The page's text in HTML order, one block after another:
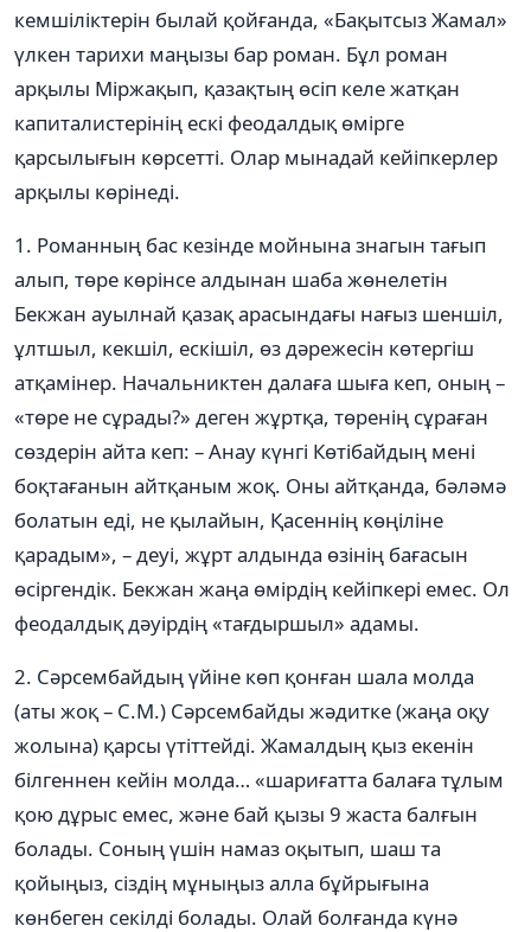
кемшіліктерін былай қойғанда, «Бақытсыз Жамал»
үлкен тарихи маңызы бар роман. Бұл роман
арқылы Міржақып, қазақтың өсіп келе жатқан
капиталистерінің ескі феодалдық өмірге
қарсылығын көрсетті. Олар мынадай кейіпкерлер
арқылы көрінеді.
1. Романның бас кезінде мойнына знагын тағып
алып, төре көрінсе алдынан шаба жөнелетін
Бекжан ауылнай қазақ арасындағы нағыз шеншіл,
ұлтшыл, кекшіл, ескішіл, өз дəрежесін көтергіш
атқамінер. Начальниктен далаға шыға кеп, оның –
«төре не сұрады?» деген жұртқа, төренің сұраған
сөздерін айта кеп: – Анау күнгі Көтібайдың мені
боқтағанын айтқаным жоқ. Оны айтқанда, бəлəмə
болатын еді, не қылайын, Қасеннің көңіліне
қарадым», – деуі, жұрт алдында өзінің бағасын
өсіргендік. Бекжан жаңа өмірдің кейіпкері емес. Ол
феодалдық дəуірдің «тағдыршыл» адамы.
2. Сəрсембайдың үйіне көп қонған шала молда
(аты жоқ – С.М.) Сəрсембайды жəдитке (жаңа оқу
жолына) қарсы үтіттейді. Жамалдың қыз екенін
білгеннен кейін молда… «шариғатта балаға тұлым
қою дұрыс емес, жəне бай қызы 9 жаста балғын
болады. Соның үшін намаз оқытып, шаш та
қойыңыз, сіздің мұныңыз алла бұйрығына
көнбеген секілді болады. Олай болғанда күнə